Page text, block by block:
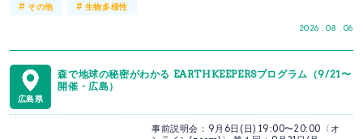
2026 . 08 . 06
#その他 # 生物多様性
広島県
森で地球の秘密がわかる EARTHKEEPERSプログラム（9/21〜
開催・広島）
事前説明会：9月6日(日) 19:00〜20:00〈オ